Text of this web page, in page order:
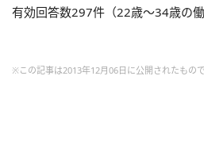
有効回答数297件（22歳～34歳の働
※この記事は2013年12月06日に公開されたもの